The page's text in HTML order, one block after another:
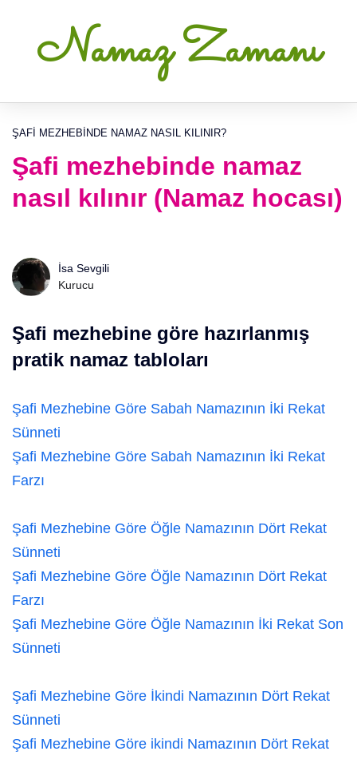
Namaz Zamanı
ŞAFI MEZHEBINDE NAMAZ NASIL KILINIR?
Şafi mezhebinde namaz
nasıl kılınır (Namaz hocası)
İsa Sevgili
Kurucu
Şafi mezhebine göre hazırlanmış
pratik namaz tabloları
Şafi Mezhebine Göre Sabah Namazının İki Rekat
Sünneti
Şafi Mezhebine Göre Sabah Namazının İki Rekat
Farzı
Şafi Mezhebine Göre Öğle Namazının Dört Rekat
Sünneti
Şafi Mezhebine Göre Öğle Namazının Dört Rekat
Farzı
Şafi Mezhebine Göre Öğle Namazının İki Rekat Son
Sünneti
Şafi Mezhebine Göre İkindi Namazının Dört Rekat
Sünneti
Şafi Mezhebine Göre ikindi Namazının Dört Rekat